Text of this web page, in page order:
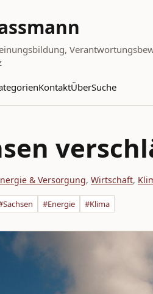
KontaktÜberSuche
& Versorgung, Wirtschaft,
#Energie #Klima